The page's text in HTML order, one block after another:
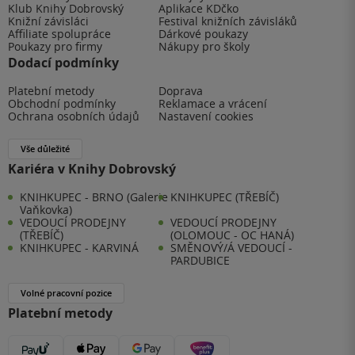
Klub Knihy Dobrovský
Aplikace KDčko
Knižní závisláci
Festival knižních závisláků
Affiliate spolupráce
Dárkové poukazy
Poukazy pro firmy
Nákupy pro školy
Dodací podmínky
Platební metody
Doprava
Obchodní podmínky
Reklamace a vrácení
Ochrana osobních údajů
Nastavení cookies
Vše důležité
Kariéra v Knihy Dobrovský
KNIHKUPEC - BRNO (Galerie
Vaňkovka)
KNIHKUPEC (TŘEBÍČ)
VEDOUCÍ PRODEJNY
(TŘEBÍČ)
VEDOUCÍ PRODEJNY
(OLOMOUC - OC HANÁ)
KNIHKUPEC - KARVINÁ
SMĚNOVÝ/Á VEDOUCÍ -
PARDUBICE
Volné pracovní pozice
Platební metody